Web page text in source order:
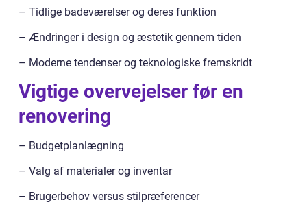
– Tidlige badeværelser og deres funktion
– Ændringer i design og æstetik gennem tiden
– Moderne tendenser og teknologiske fremskridt
Vigtige overvejelser før en
renovering
– Budgetplanlægning
– Valg af materialer og inventar
– Brugerbehov versus stilpræferencer